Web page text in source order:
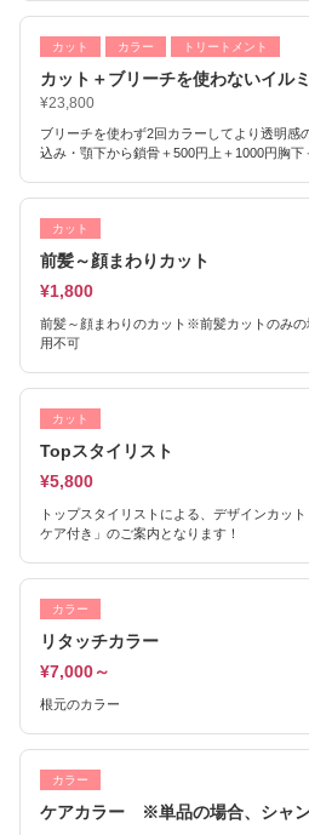
カット カラー トリートメント
カット＋ブリーチを使わないイル
¥23,800
ブリーチを使わず2回カラーしてより透明感
込み・顎下から鎖骨＋500円上＋1000円胸下
カット
前髪～顔まわりカット
¥1,800
前髪～顔まわりのカット※前髪カットのみ
用不可
カット
Topスタイリスト
¥5,800
トップスタイリストによる、デザインカッ
ケア付き」のご案内となります！
カラー
リタッチカラー
¥7,000～
根元のカラー
カラー
ケアカラー ※単品の場合、シャ